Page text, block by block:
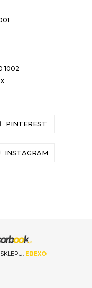
1002
PINTEREST
INSTAGRAM
EBEXO